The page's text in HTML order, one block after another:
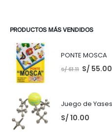
PRODUCTOS MÁS VENDIDOS
PONTE MOSCA
S/61.11 S/ 55.00
S/ 10.00